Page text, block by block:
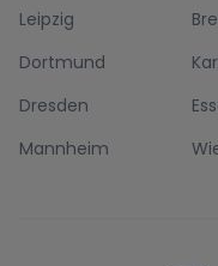
Leipzig
Dortmund
Dresden
Mannheim